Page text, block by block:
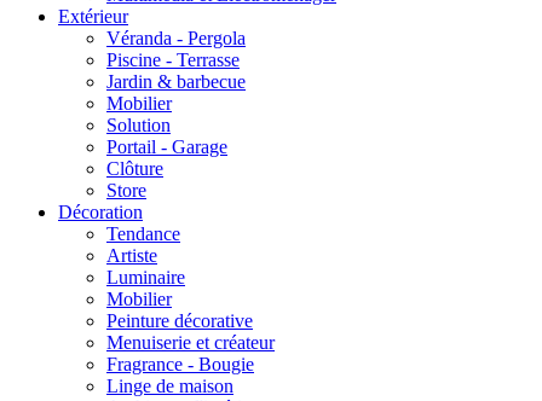
Extérieur
Véranda - Pergola
Piscine - Terrasse
Jardin & barbecue
Mobilier
Solution
Portail - Garage
Clôture
Store
Décoration
Tendance
Artiste
Luminaire
Mobilier
Peinture décorative
Menuiserie et créateur
Fragrance - Bougie
Linge de maison